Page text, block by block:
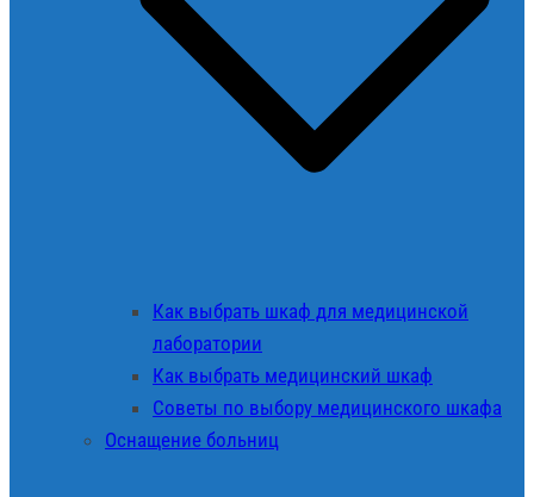
Как выбрать шкаф для медицинской
лаборатории
Как выбрать медицинский шкаф
Советы по выбору медицинского шкафа
Оснащение больниц